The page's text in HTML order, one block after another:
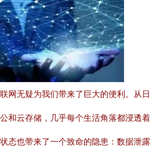
网无疑为我们带来了巨大的便利。从日
和云存储，几乎每个生活角落都浸透着
态也带来了一个致命的隐患：数据泄露